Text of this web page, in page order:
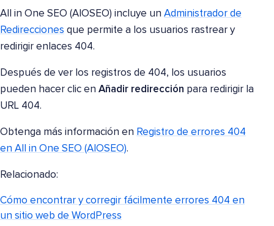
All in One SEO (AIOSEO) incluye un Administrador de
Redirecciones que permite a los usuarios rastrear y
redirigir enlaces 404.
Después de ver los registros de 404, los usuarios
pueden hacer clic en Añadir redirección para redirigir la
URL 404.
Obtenga más información en Registro de errores 404
en All in One SEO (AIOSEO).
Relacionado:
Cómo encontrar y corregir fácilmente errores 404 en
un sitio web de WordPress